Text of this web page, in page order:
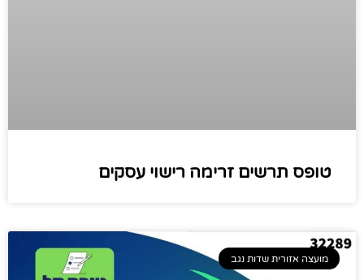
טופס תרשים זרימה רישוי עסקים
מועצה אזורית שדות נגב